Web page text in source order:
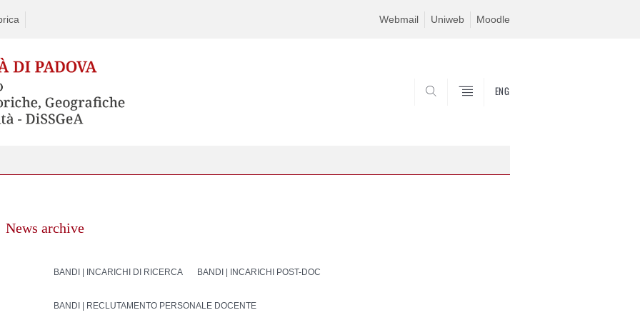
Webmail Uniweb Moodle
ENG
News archive
BANDI | INCARICHI DI RICERCA BANDI | INCARICHI POST-DOC
BANDI | RECLUTAMENTO PERSONALE DOCENTE